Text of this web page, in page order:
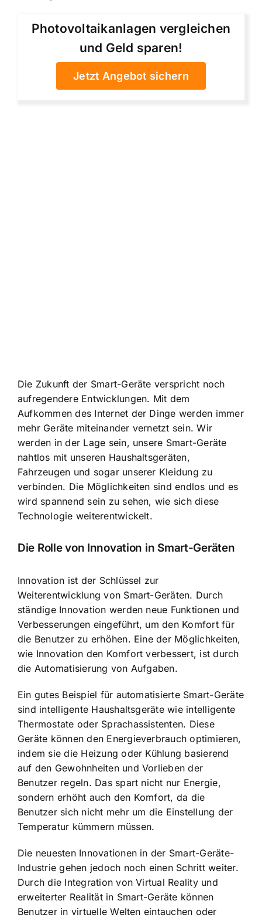
Photovoltaikanlagen vergleichen
und Geld sparen!
Jetzt Angebot sichern
Die Zukunft der Smart-Geräte verspricht noch
aufregendere Entwicklungen. Mit dem
Aufkommen des Internet der Dinge werden immer
mehr Geräte miteinander vernetzt sein. Wir
werden in der Lage sein, unsere Smart-Geräte
nahtlos mit unseren Haushaltsgeräten,
Fahrzeugen und sogar unserer Kleidung zu
verbinden. Die Möglichkeiten sind endlos und es
wird spannend sein zu sehen, wie sich diese
Technologie weiterentwickelt.
Die Rolle von Innovation in Smart-Geräten
Innovation ist der Schlüssel zur
Weiterentwicklung von Smart-Geräten. Durch
ständige Innovation werden neue Funktionen und
Verbesserungen eingeführt, um den Komfort für
die Benutzer zu erhöhen. Eine der Möglichkeiten,
wie Innovation den Komfort verbessert, ist durch
die Automatisierung von Aufgaben.
Ein gutes Beispiel für automatisierte Smart-Geräte
sind intelligente Haushaltsgeräte wie intelligente
Thermostate oder Sprachassistenten. Diese
Geräte können den Energieverbrauch optimieren,
indem sie die Heizung oder Kühlung basierend
auf den Gewohnheiten und Vorlieben der
Benutzer regeln. Das spart nicht nur Energie,
sondern erhöht auch den Komfort, da die
Benutzer sich nicht mehr um die Einstellung der
Temperatur kümmern müssen.
Die neuesten Innovationen in der Smart-Geräte-
Industrie gehen jedoch noch einen Schritt weiter.
Durch die Integration von Virtual Realityund
erweiterter Realität in Smart-Geräte können
Benutzer in virtuelle Welten eintauchen oder